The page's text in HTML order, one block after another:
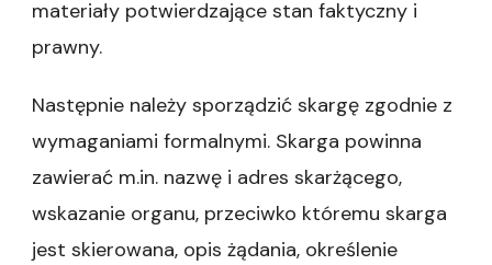
materiały potwierdzające stan faktyczny i
prawny.
Następnie należy sporządzić skargę zgodnie z
wymaganiami formalnymi. Skarga powinna
zawierać m.in. nazwę i adres skarżącego,
wskazanie organu, przeciwko któremu skarga
jest skierowana, opis żądania, określenie